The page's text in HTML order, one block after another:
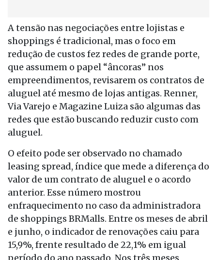
A tensão nas negociações entre lojistas e
shoppings é tradicional, mas o foco em
redução de custos fez redes de grande porte,
que assumem o papel “âncoras” nos
empreendimentos, revisarem os contratos de
aluguel até mesmo de lojas antigas. Renner,
Via Varejo e Magazine Luiza são algumas das
redes que estão buscando reduzir custo com
aluguel.
O efeito pode ser observado no chamado
leasing spread, índice que mede a diferença do
valor de um contrato de aluguel e o acordo
anterior. Esse número mostrou
enfraquecimento no caso da administradora
de shoppings BRMalls. Entre os meses de abril
e junho, o indicador de renovações caiu para
15,9%, frente resultado de 22,1% em igual